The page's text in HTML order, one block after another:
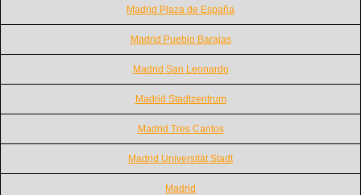
Madrid Plaza de España
Madrid Pueblo Barajas
Madrid San Leonardo
Madrid Stadtzentrum
Madrid Tres Cantos
Madrid Universität Stadt
Madrid